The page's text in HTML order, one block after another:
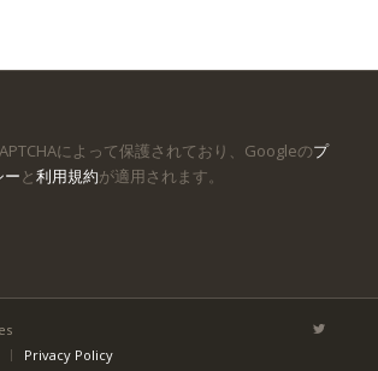
によって保護されており、Googleのプ
ーと利用規約が適用されます。
Privacy Policy